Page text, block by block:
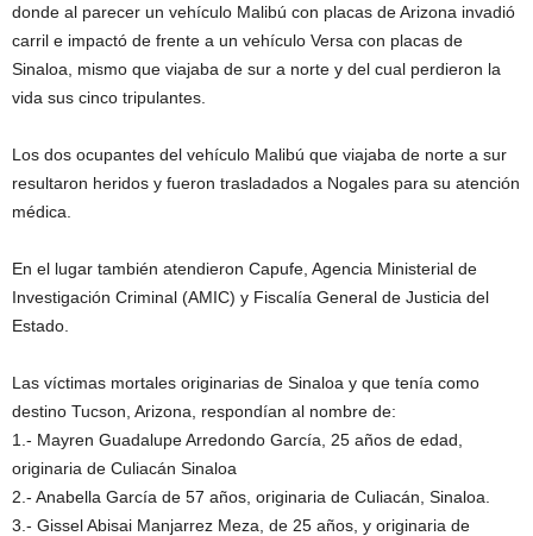
donde al parecer un vehículo Malibú con placas de Arizona invadió
carril e impactó de frente a un vehículo Versa con placas de
Sinaloa, mismo que viajaba de sur a norte y del cual perdieron la
vida sus cinco tripulantes.
Los dos ocupantes del vehículo Malibú que viajaba de norte a sur
resultaron heridos y fueron trasladados a Nogales para su atención
médica.
En el lugar también atendieron Capufe, Agencia Ministerial de
Investigación Criminal (AMIC) y Fiscalía General de Justicia del
Estado.
Las víctimas mortales originarias de Sinaloa y que tenía como
destino Tucson, Arizona, respondían al nombre de:
1.- Mayren Guadalupe Arredondo García, 25 años de edad,
originaria de Culiacán Sinaloa
2.- Anabella García de 57 años, originaria de Culiacán, Sinaloa.
3.- Gissel Abisai Manjarrez Meza, de 25 años, y originaria de